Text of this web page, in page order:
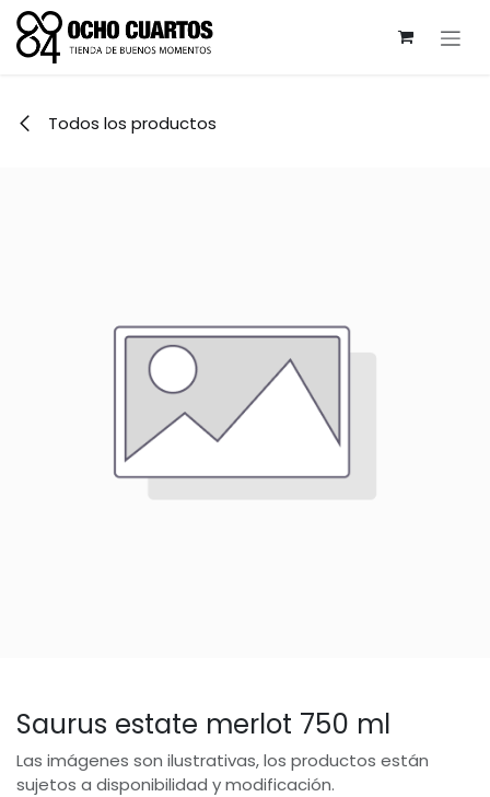
Ir al contenido
Todos los productos
Saurus estate merlot 750 ml
Las imágenes son ilustrativas, los productos están
sujetos a disponibilidad y modificación.